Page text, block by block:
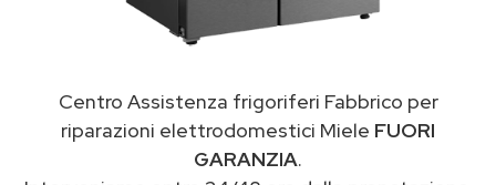
Centro Assistenza frigoriferi Fabbrico per
riparazioni elettrodomestici Miele FUORI
GARANZIA.